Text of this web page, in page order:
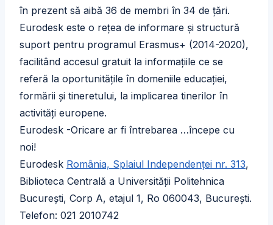
în prezent să aibă 36 de membri în 34 de ţări.
Eurodesk este o reţea de informare şi structură
suport pentru programul Erasmus+ (2014-2020),
facilitând accesul gratuit la informaţiile ce se
referă la oportunităţile în domeniile educaţiei,
formării şi tineretului, la implicarea tinerilor în
activităţi europene.
Eurodesk -Oricare ar fi întrebarea …începe cu
noi!
Eurodesk România, Splaiul Independenţei nr. 313,
Biblioteca Centrală a Universităţii Politehnica
Bucureşti, Corp A, etajul 1, Ro 060043, Bucureşti.
Telefon: 021 2010742